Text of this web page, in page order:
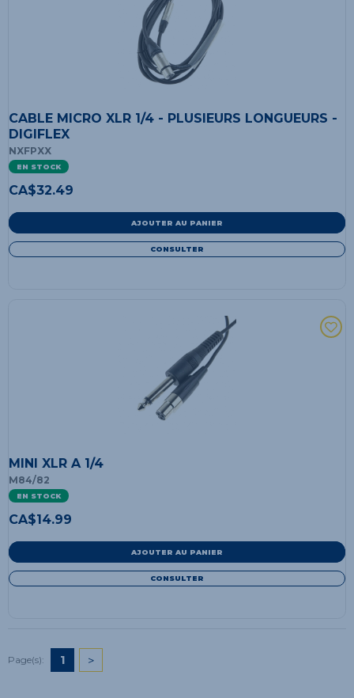
CABLE MICRO XLR 1/4 - PLUSIEURS LONGUEURS -
DIGIFLEX
NXFPXX
EN STOCK
CA$32.49
AJOUTER AU PANIER
CONSULTER
MINI XLR A 1/4
M84/82
EN STOCK
CA$14.99
AJOUTER AU PANIER
CONSULTER
Page(s): 1 >